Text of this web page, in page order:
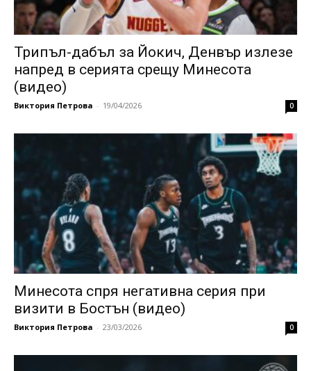
Трипъл-дабъл за Йокич, Денвър излезе
напред в серията срещу Минесота
(видео)
Виктория Петрова - 19/04/2026 0
Минесота спря негативна серия при
визити в Бостън (видео)
Виктория Петрова - 23/03/2026 0